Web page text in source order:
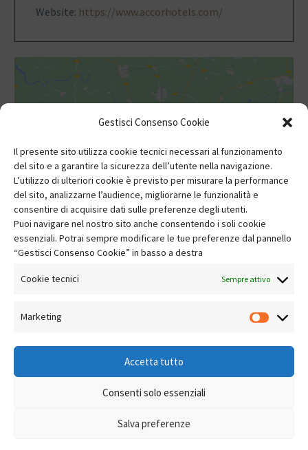
Gestisci Consenso Cookie
Il presente sito utilizza cookie tecnici necessari al funzionamento
del sito e a garantire la sicurezza dell’utente nella navigazione.
L’utilizzo di ulteriori cookie è previsto per misurare la performance
del sito, analizzarne l’audience, migliorarne le funzionalità e
consentire di acquisire dati sulle preferenze degli utenti.
Puoi navigare nel nostro sito anche consentendo i soli cookie
essenziali. Potrai sempre modificare le tue preferenze dal pannello
“Gestisci Consenso Cookie” in basso a destra
Cookie tecnici Sempre attivo
Marketing
Accetta tutto
Consenti solo essenziali
Salva preferenze
Website: https://www.accorhotels.com/
Fai clic per accettare i cookie marketing e
abilitare questo contenuto